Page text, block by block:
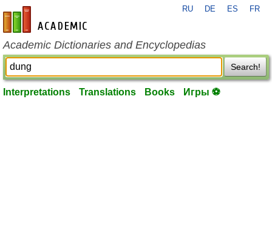
en-academic.com
RU DE ES FR
Academic Dictionaries and Encyclopedias
Search!
Interpretations Translations Books Игры ⚽